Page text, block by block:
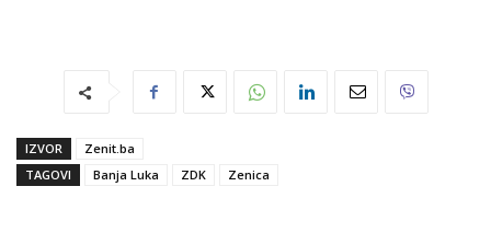
IZVOR
Zenit.ba
TAGOVI
Banja Luka ZDK Zenica